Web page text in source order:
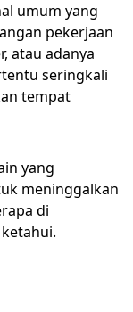
umum yang
pekerjaan
atau adanya
seringkali
tempat
yang
meninggalkan
di